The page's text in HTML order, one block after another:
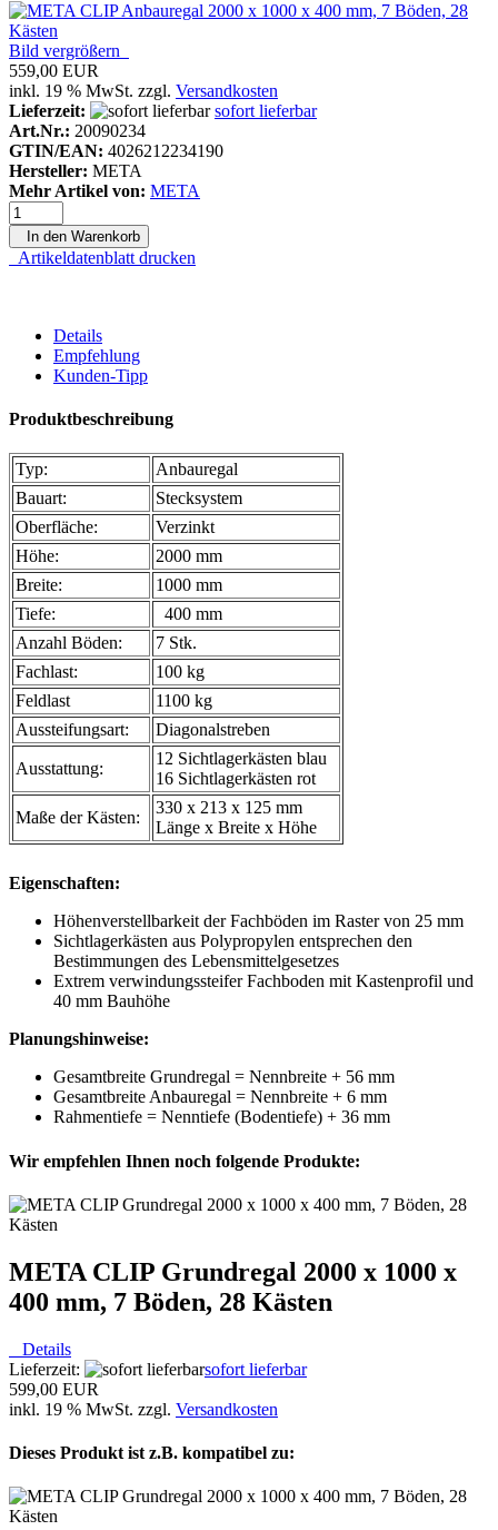
Bild vergrößern
559,00 EUR
inkl. 19 % MwSt. zzgl. Versandkosten
Lieferzeit:
sofort lieferbar
Art.Nr.: 20090234
GTIN/EAN: 4026212234190
Hersteller: META
Mehr Artikel von: META
In den Warenkorb
Artikeldatenblatt drucken
Details
Empfehlung
Kunden-Tipp
Produktbeschreibung
Typ:
Anbauregal
Bauart:
Stecksystem
Oberfläche:
Verzinkt
Höhe:
2000 mm
Breite:
1000 mm
Tiefe:
400 mm
Anzahl Böden:
7 Stk.
Fachlast:
100 kg
Feldlast
1100 kg
Aussteifungsart:
Diagonalstreben
Ausstattung:
12 Sichtlagerkästen blau
16 Sichtlagerkästen rot
Maße der Kästen:
330 x 213 x 125 mm
Länge x Breite x Höhe
Eigenschaften:
Höhenverstellbarkeit der Fachböden im Raster von 25 mm
Sichtlagerkästen aus Polypropylen entsprechen den
Bestimmungen des Lebensmittelgesetzes
Extrem verwindungssteifer Fachboden mit Kastenprofil und
40 mm Bauhöhe
Planungshinweise:
Gesamtbreite Grundregal = Nennbreite + 56 mm
Gesamtbreite Anbauregal = Nennbreite + 6 mm
Rahmentiefe = Nenntiefe (Bodentiefe) + 36 mm
Wir empfehlen Ihnen noch folgende Produkte:
META CLIP Grundregal 2000 x 1000 x
400 mm, 7 Böden, 28 Kästen
Details
Lieferzeit:
sofort lieferbar
599,00 EUR
inkl. 19 % MwSt. zzgl. Versandkosten
Dieses Produkt ist z.B. kompatibel zu: